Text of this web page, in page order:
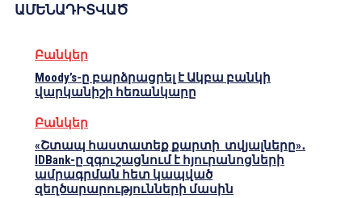
ԱՄԵՆԱԴԻՏՎԱԾ
Բանկեր
Moody’s-ը բարձրացրել է Ակբա բանկի
վարկանիշի հեռանկարը
Բանկեր
«Շտապ հաստատեք քարտի տվյալները»․
IDBank-ը զգուշացնում է հյուրանոցների
ամրագրման հետ կապված
զեղծարարությունների մասին